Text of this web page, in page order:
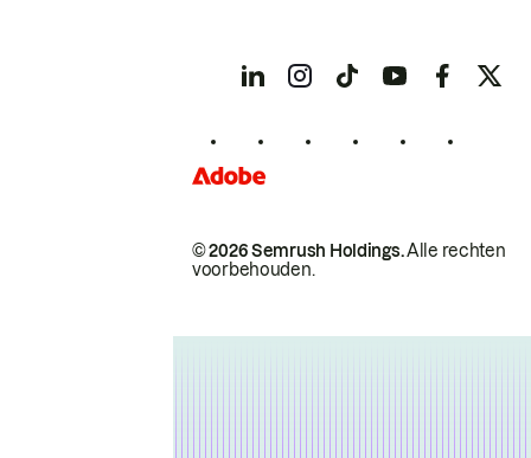
© 2026 Semrush Holdings.Alle rechten
voorbehouden.